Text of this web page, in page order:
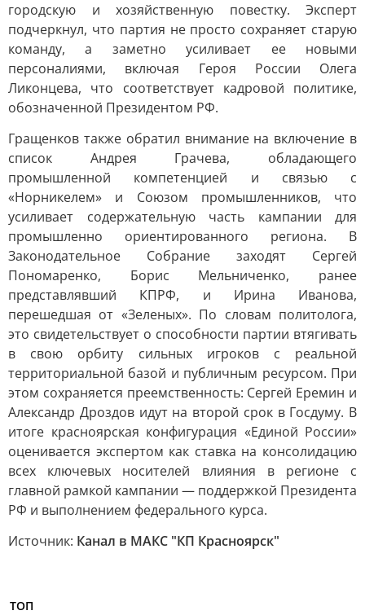
городскую и хозяйственную повестку. Эксперт
подчеркнул, что партия не просто сохраняет старую
команду, а заметно усиливает ее новыми
персоналиями, включая Героя России Олега
Ликонцева, что соответствует кадровой политике,
обозначенной Президентом РФ.
Гращенков также обратил внимание на включение в
список Андрея Грачева, обладающего
промышленной компетенцией и связью с
«Норникелем» и Союзом промышленников, что
усиливает содержательную часть кампании для
промышленно ориентированного региона. В
Законодательное Собрание заходят Сергей
Пономаренко, Борис Мельниченко, ранее
представлявший КПРФ, и Ирина Иванова,
перешедшая от «Зеленых». По словам политолога,
это свидетельствует о способности партии втягивать
в свою орбиту сильных игроков с реальной
территориальной базой и публичным ресурсом. При
этом сохраняется преемственность: Сергей Еремин и
Александр Дроздов идут на второй срок в Госдуму. В
итоге красноярская конфигурация «Единой России»
оценивается экспертом как ставка на консолидацию
всех ключевых носителей влияния в регионе с
главной рамкой кампании — поддержкой Президента
РФ и выполнением федерального курса.
Источник: Канал в МАКС "КП Красноярск"
ТОП